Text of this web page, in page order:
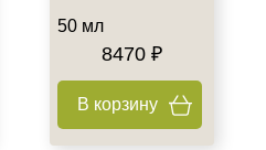
50 мл
8470 ₽
В корзину